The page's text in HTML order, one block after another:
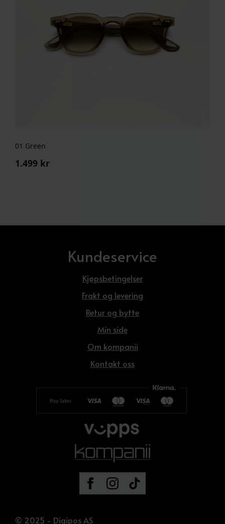
01 Green
1.499 kr
Kundeservice
Kjøpsbetingelser
Frakt og levering
Retur og bytte
Min side
Om kompanii
Kontakt oss
© 2025 - Digipos AS